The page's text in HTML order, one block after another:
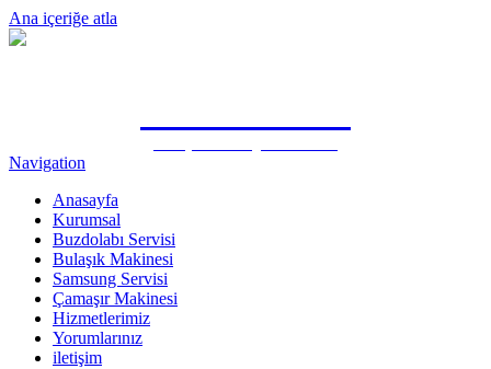
Ana içeriğe atla
Navigation
Anasayfa
Kurumsal
Buzdolabı Servisi
Bulaşık Makinesi
Samsung Servisi
Çamaşır Makinesi
Hizmetlerimiz
Yorumlarınız
iletişim